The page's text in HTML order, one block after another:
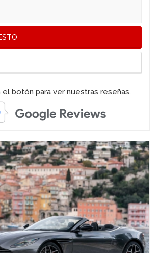
el botón para ver nuestras reseñas.